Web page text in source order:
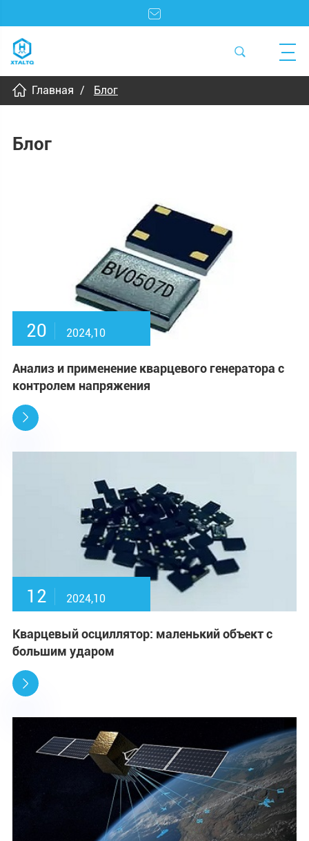
Главная Блог
Блог
20 2024,10
Анализ и применение кварцевого генератора с
контролем напряжения

12 2024,10
Кварцевый осциллятор: маленький объект с
большим ударом
